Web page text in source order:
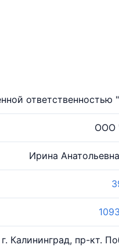
ООО
Ирина
г. Калининград, пр-кт.